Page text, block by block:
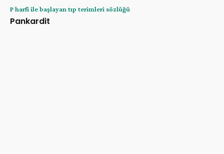
P harfi ile başlayan tıp terimleri sözlüğü
Pankardit